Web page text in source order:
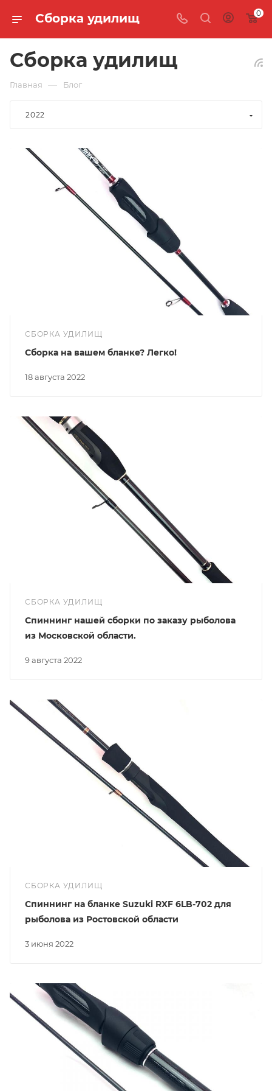
Сборка удилищ 0
Сборка удилищ
Главная — Блог
2022
СБОРКА УДИЛИЩ
18 августа 2022
Сборка на вашем бланке? Легко!
СБОРКА УДИЛИЩ
9 августа 2022
Спиннинг нашей сборки по заказу рыболова
из Московской области.
СБОРКА УДИЛИЩ
3 июня 2022
Спиннинг на бланке Suzuki RXF 6LB-702 для
рыболова из Ростовской области